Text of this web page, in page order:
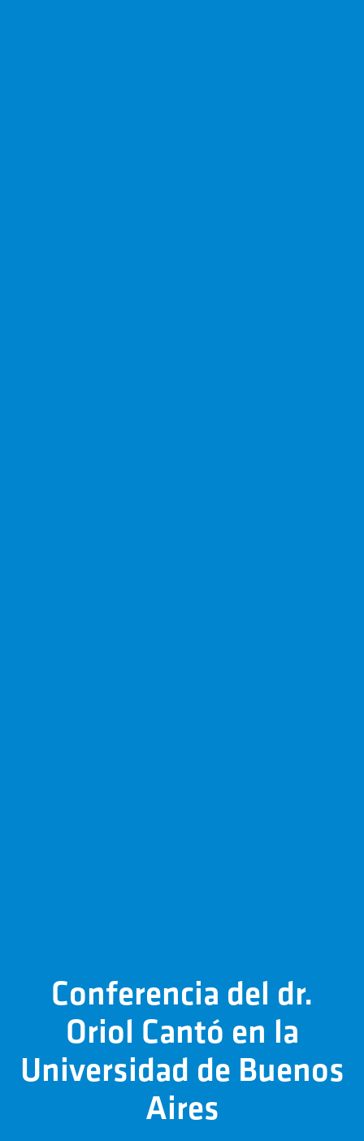
Conferencia del dr.
Oriol Cantó en la
Universidad de Buenos
Aires